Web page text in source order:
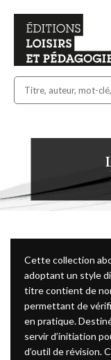
Cette collection
adoptant un style
titre contient de
permettant de
en pratique.
servir d’initiation
d’outil de révision.